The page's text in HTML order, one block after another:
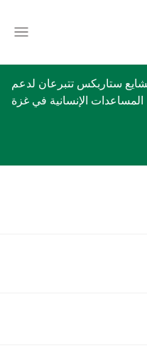
ستاربكس تتبرعان لدعم
المساعدات الإنسانية في غزة